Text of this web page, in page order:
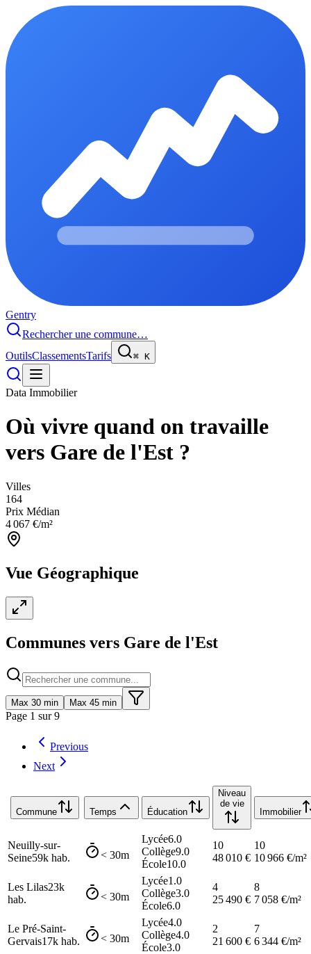
Gentry
Rechercher une commune…
OutilsClassementsTarifs ⌘ K
Data Immobilier
Où vivre quand on travaille
vers Gare de l'Est ?
Villes
164
Prix Médian
4 067 €/m²
Vue Géographique
Communes vers Gare de l'Est
Max 30 min Max 45 min
Page 1 sur9
Previous
Next
Commune Temps Éducation
Niveau
de vie
Immobilier
Neuilly-sur-
Seine59k hab. < 30m
Lycée6.0
Collège9.0
École10.0
10
48 010 €
10
10 966 €/m²
Les Lilas23k
hab.
< 30m
Lycée1.0
Collège3.0
École6.0
4
25 490 €
8
7 058 €/m²
Le Pré-Saint-
Gervais17k hab. < 30m
Lycée4.0
Collège4.0
École3.0
2
21 600 €
7
6 344 €/m²